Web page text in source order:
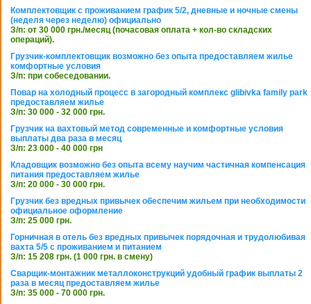
Комплектовщик с проживанием график 5/2, дневные и ночные смены
(неделя через неделю) официально
З/п: от 30 000 грн./месяц (почасовая оплата + кол-во складских
операций).
Грузчик-комплектовщик возможно без опыта предоставляем жилье
комфортные условия
З/п: при собеседовании.
Повар на холодный процесс в загородный комплекс glibivka family park
предоставляем жилье
З/п: 30 000 - 32 000 грн.
Грузчик на вахтовый метод современные и комфортные условия
выплаты два раза в месяц
З/п: 23 000 - 40 000 грн
Кладовщик возможно без опыта всему научим частичная компенсация
питания предоставляем жилье
З/п: 20 000 - 30 000 грн.
Грузчик без вредных привычек обеспечим жильем при необходимости
официальное оформление
З/п: 25 000 грн.
Горничная в отель без вредных привычек порядочная и трудолюбивая
вахта 5/5 с проживанием и питанием
З/п: 15 208 грн. (1 000 грн. в смену)
Сварщик-монтажник металлоконструкций удобный график выплаты 2
раза в месяц предоставляем жилье
З/п: 35 000 - 70 000 грн.